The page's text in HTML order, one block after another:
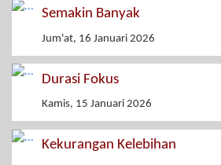
Semakin Banyak
Jum'at, 16 Januari 2026
Durasi Fokus
Kamis, 15 Januari 2026
Kekurangan Kelebihan